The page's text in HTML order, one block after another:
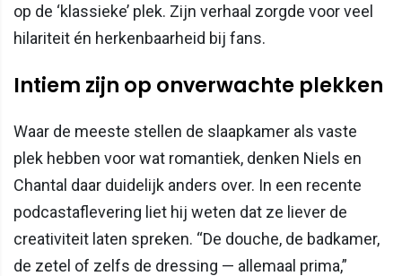
op de ‘klassieke’ plek. Zijn verhaal zorgde voor veel
hilariteit én herkenbaarheid bij fans.
Intiem zijn op onverwachte plekken
Waar de meeste stellen de slaapkamer als vaste
plek hebben voor wat romantiek, denken Niels en
Chantal daar duidelijk anders over. In een recente
podcastaflevering liet hij weten dat ze liever de
creativiteit laten spreken. “De douche, de badkamer,
de zetel of zelfs de dressing — allemaal prima,”